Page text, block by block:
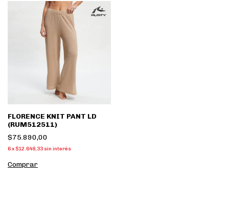
FLORENCE KNIT PANT LD
(RUM512511)
$75.890,00
6x $12.648,33 sin interés
Comprar